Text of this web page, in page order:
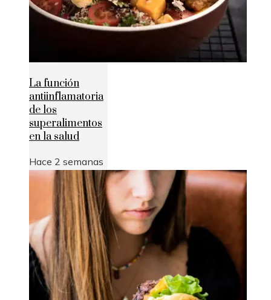
La función
antiinflamatoria
de los
superalimentos
en la salud
Hace 2 semanas